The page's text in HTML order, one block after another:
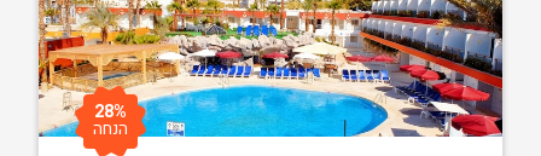
28%
הנחה